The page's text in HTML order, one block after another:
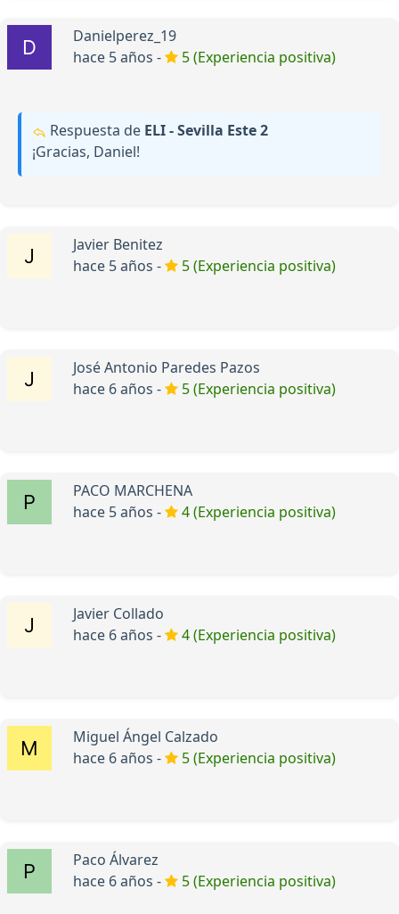
Danielperez_19
hace 5 años -
5 (Experiencia positiva)
Respuesta de ELI - Sevilla Este 2
¡Gracias, Daniel!
Javier Benitez
hace 5 años -
5 (Experiencia positiva)
José Antonio Paredes Pazos
hace 6 años -
5 (Experiencia positiva)
PACO MARCHENA
hace 5 años -
4 (Experiencia positiva)
Javier Collado
hace 6 años -
4 (Experiencia positiva)
Miguel Ángel Calzado
hace 6 años -
5 (Experiencia positiva)
Paco Álvarez
hace 6 años -
5 (Experiencia positiva)